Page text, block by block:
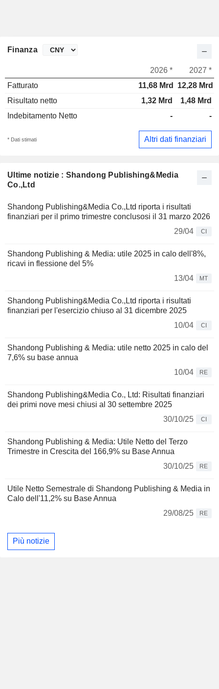
Ultime notizie : Shandong Publishing&Media
Co.,Ltd
Shandong Publishing&Media Co.,Ltd riporta i risultati
finanziari per il primo trimestre conclusosi il 31 marzo 2026
29/04
CI
Shandong Publishing & Media: utile 2025 in calo dell'8%,
ricavi in flessione del 5%
13/04
MT
Shandong Publishing&Media Co.,Ltd riporta i risultati
finanziari per l'esercizio chiuso al 31 dicembre 2025
10/04
CI
Shandong Publishing & Media: utile netto 2025 in calo del
7,6% su base annua
10/04
RE
Shandong Publishing&Media Co., Ltd: Risultati finanziari
dei primi nove mesi chiusi al 30 settembre 2025
30/10/25
CI
Shandong Publishing & Media: Utile Netto del Terzo
Trimestre in Crescita del 166,9% su Base Annua
30/10/25
RE
Utile Netto Semestrale di Shandong Publishing & Media in
Calo dell'11,2% su Base Annua
29/08/25
RE
Più notizie
Finanza
2026 *
2027 *
Fatturato
11,68 Mrd
12,28 Mrd
Risultato netto
1,32 Mrd
1,48 Mrd
Indebitamento Netto
- -
* Dati stimati Altri dati finanziari